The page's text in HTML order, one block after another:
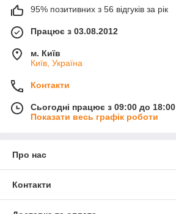
95% позитивних з 56 відгуків за рік
Працює з 03.08.2012
м. Київ
Київ, Україна
Контакти
Сьогодні працює з 09:00 до 18:00
Показати весь графік роботи
Про нас
Контакти